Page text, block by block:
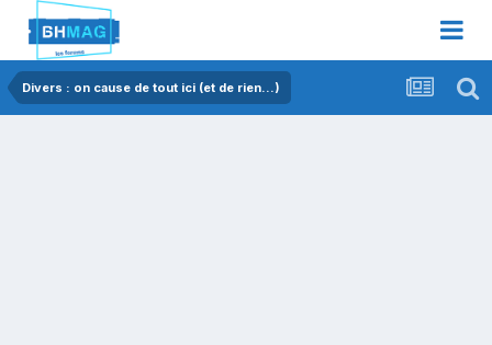
Divers : on cause de tout ici (et de rien...)